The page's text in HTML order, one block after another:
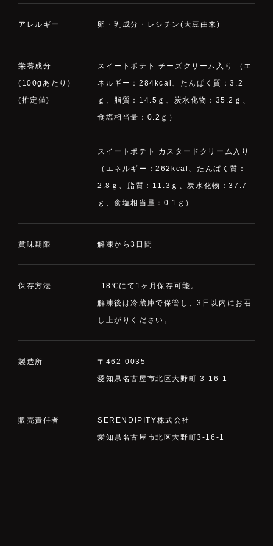
アレルギー 卵・乳成分・レシチン(大豆由来)
栄養成分
(100gあたり)
(推定値)
スイートポテト チーズクリーム入り （エ
ネルギー：284kcal、たんぱく質：3.2
ｇ、脂質：14.5ｇ、炭水化物：35.2ｇ、
食塩相当量：0.2ｇ）
スイートポテト カスタードクリーム入り
（エネルギー：262kcal、たんぱく質：
2.8ｇ、脂質：11.3ｇ、炭水化物：37.7
ｇ、食塩相当量：0.1ｇ）
賞味期限 解凍から3日間
保存方法
-18℃にて1ヶ月保存可能。
解凍後は冷蔵庫で保管し、3日以内にお召
し上がりください。
製造所
〒462-0035
愛知県名古屋市北区大野町 3-16-1
販売責任者
SERENDIPITY株式会社
愛知県名古屋市北区大野町3-16-1